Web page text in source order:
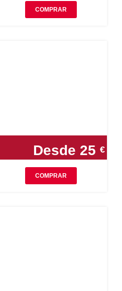
COMPRAR
Desde 25 €
COMPRAR